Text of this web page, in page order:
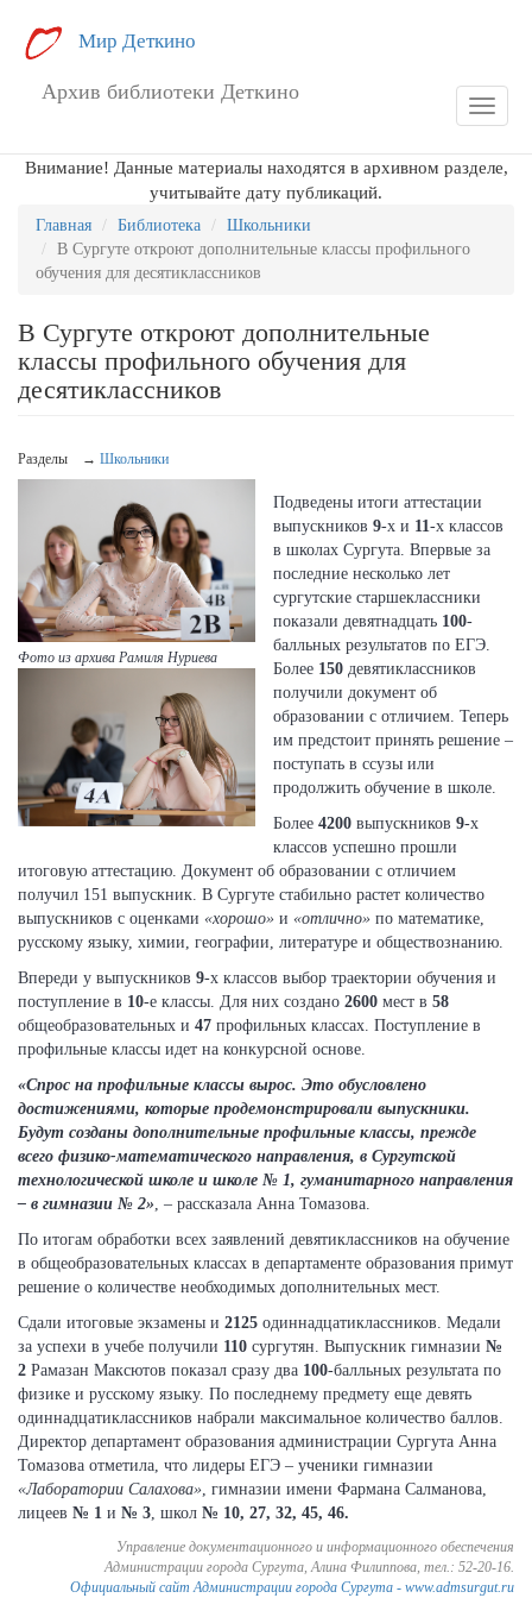
Перейти
основному
содержанию
Мир Деткино
Архив библиотеки Деткино
Toggle
Внимание! Данные материалы находятся в архивном разделе,
учитывайте дату публикаций.
Главная Библиотека
Школьники
В Сургуте откроют дополнительные классы профильного
обучения для десятиклассников
В Сургуте откроют дополнительные
классы профильного обучения для
десятиклассников
Разделы → Школьники
Фото из архива Рамиля Нуриева
Подведены итоги аттестации
выпускников 9-х и 11-х классов
в школах Сургута. Впервые за
последние несколько лет
сургутские старшеклассники
показали девятнадцать 100-
балльных результатов по ЕГЭ.
Более 150 девятиклассников
получили документ об
образовании с отличием. Теперь
им предстоит принять решение –
поступать в ссузы или
продолжить обучение в школе.
Более 4200 выпускников 9-х
классов успешно прошли
итоговую аттестацию. Документ об образовании с отличием
получил 151 выпускник. В Сургуте стабильно растет количество
выпускников с оценками «хорошо» и «отлично» по математике,
русскому языку, химии, географии, литературе и обществознанию.
Впереди у выпускников 9-х классов выбор траектории обучения и
поступление в 10-е классы. Для них создано 2600 мест в 58
общеобразовательных и 47 профильных классах. Поступление в
профильные классы идет на конкурсной основе.
«Спрос на профильные классы вырос. Это обусловлено
достижениями, которые продемонстрировали выпускники.
Будут созданы дополнительные профильные классы, прежде
всего физико-математического направления, в Сургутской
технологической школе и школе № 1, гуманитарного направления
– в гимназии № 2», – рассказала Анна Томазова.
По итогам обработки всех заявлений девятиклассников на обучение
в общеобразовательных классах в департаменте образования примут
решение о количестве необходимых дополнительных мест.
Сдали итоговые экзамены и 2125 одиннадцатиклассников. Медали
за успехи в учебе получили 110 сургутян. Выпускник гимназии №
2 Рамазан Максютов показал сразу два 100-балльных результата по
физике и русскому языку. По последнему предмету еще девять
одиннадцатиклассников набрали максимальное количество баллов.
Директор департамент образования администрации Сургута Анна
Томазова отметила, что лидеры ЕГЭ – ученики гимназии
«Лаборатории Салахова», гимназии имени Фармана Салманова,
лицеев № 1 и № 3, школ № 10, 27, 32, 45, 46.
Управление документационного и информационного обеспечения
Администрации города Сургута, Алина Филиппова, тел.: 52-20-16.
Официальный сайт Администрации города Сургута - www.admsurgut.ru